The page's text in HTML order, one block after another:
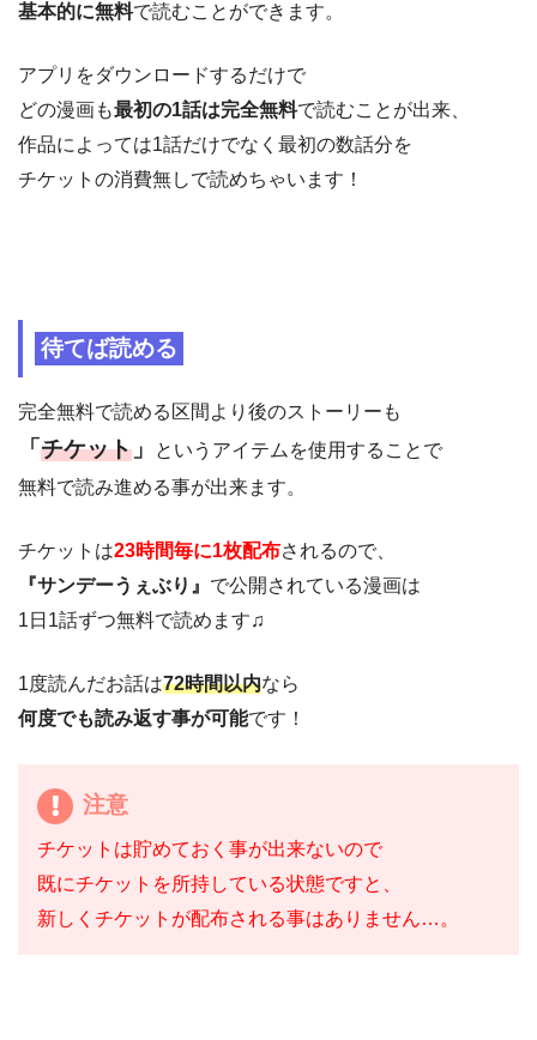
基本的に無料で読むことができます。
アプリをダウンロードするだけで
どの漫画も最初の1話は完全無料で読むことが出来、
作品によっては1話だけでなく最初の数話分を
チケットの消費無しで読めちゃいます！
待てば読める
完全無料で読める区間より後のストーリーも
「チケット 」
というアイテムを使用することで
無料で読み進める事が出来ます。
チケットは23時間毎に1枚配布されるので、
『サンデーうぇぶり』 で公開されている漫画は
1日1話ずつ無料で読めます♫
1度読んだお話は72時間以内なら
何度でも読み返す事が可能です！
注意
チケットは貯めておく事が出来ないので
既にチケットを所持している状態ですと、
新しくチケットが配布される事はありません…。